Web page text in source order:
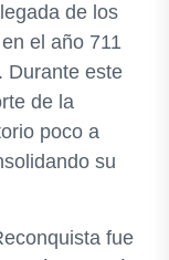
de los
el año 711
Durante este
de la
poco a
su
fue